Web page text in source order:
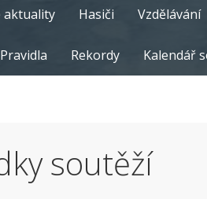
aktuality Hasiči Vzdělávání
Pravidla Rekordy Kalendář
soutěží